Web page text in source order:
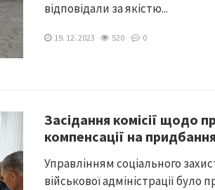
відповідали за якістю...
19. 12. 2023 520 0
Засідання комісії щодо
компенсації на
Управлінням соціального
військової адміністрації було